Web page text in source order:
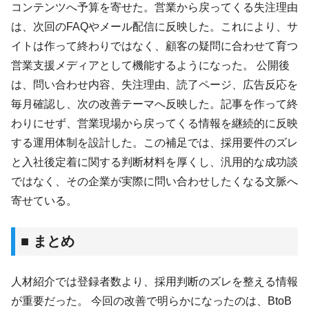
コンテンツへ予算を寄せた。営業から戻ってくる失注理由
は、次回のFAQやメール配信に反映した。これにより、サ
イトは作って終わりではなく、顧客の疑問に合わせて育つ
営業支援メディアとして機能するようになった。 公開後
は、問い合わせ内容、失注理由、読了ページ、広告反応を
毎月確認し、次の改善テーマへ反映した。記事を作って終
わりにせず、営業現場から戻ってくる情報を継続的に反映
する運用体制を設計した。この補足では、採用要件のズレ
と入社後定着に関する判断材料を厚くし、汎用的な成功談
ではなく、その企業が実際に問い合わせしたくなる文脈へ
寄せている。
■ まとめ
人材紹介では登録者数より、採用判断のズレを整える情報
が重要だった。 今回の改善で明らかになったのは、BtoB